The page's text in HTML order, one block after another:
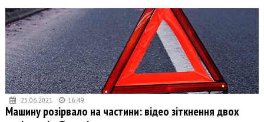
25.06.2021 16:49
Машину розірвало на частини: відео зіткнення двох